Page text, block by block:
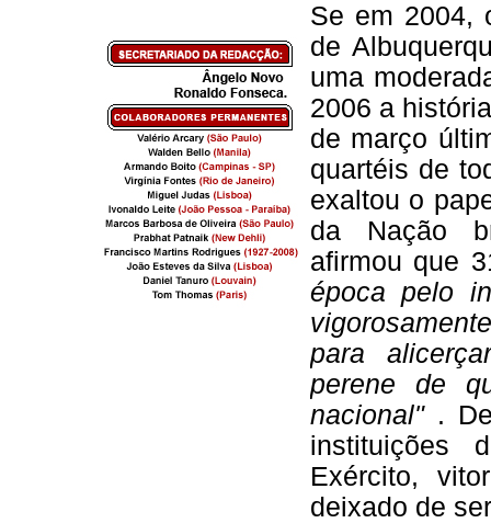
Se em 2004,
de
uma
2006 a
de março
quartéis de
exaltou o
da Nação
afirmou que
época pelo
para
perene de
nacional" .
instituições
Exército,
deixado de